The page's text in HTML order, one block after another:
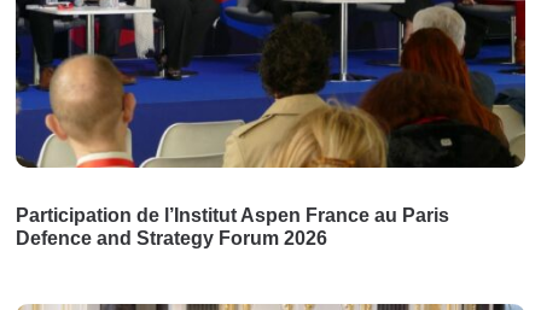
Participation de l’Institut Aspen France au Paris
Defence and Strategy Forum 2026